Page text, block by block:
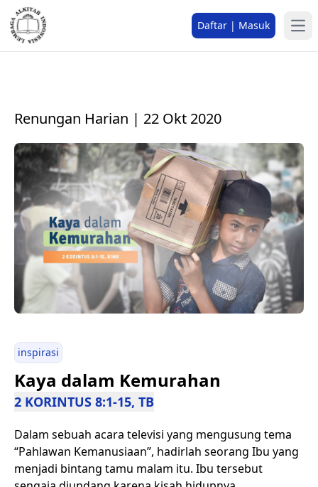
Daftar | Masuk
Renungan Harian | 22 Okt 2020
inspirasi
Kaya dalam Kemurahan
2 KORINTUS 8:1-15, TB
Dalam sebuah acara televisi yang mengusung tema
“Pahlawan Kemanusiaan”, hadirlah seorang Ibu yang
menjadi bintang tamu malam itu. Ibu tersebut